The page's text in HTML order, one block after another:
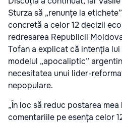
Sturza să „renunțe la
concretă a celor 12 decizii
redresarea Republicii
Tofan a explicat că intenția
modelul „apocaliptic”
necesitatea unui lider-
nepopulare.
„În loc să reduc postarea
comentariile pe esența celor